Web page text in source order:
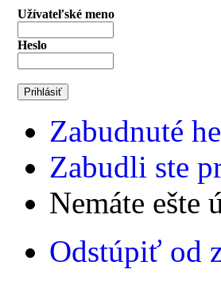
Užívateľské meno
Heslo
Zabudnuté
Zabudli ste
Nemáte ešte
Odstúpiť od